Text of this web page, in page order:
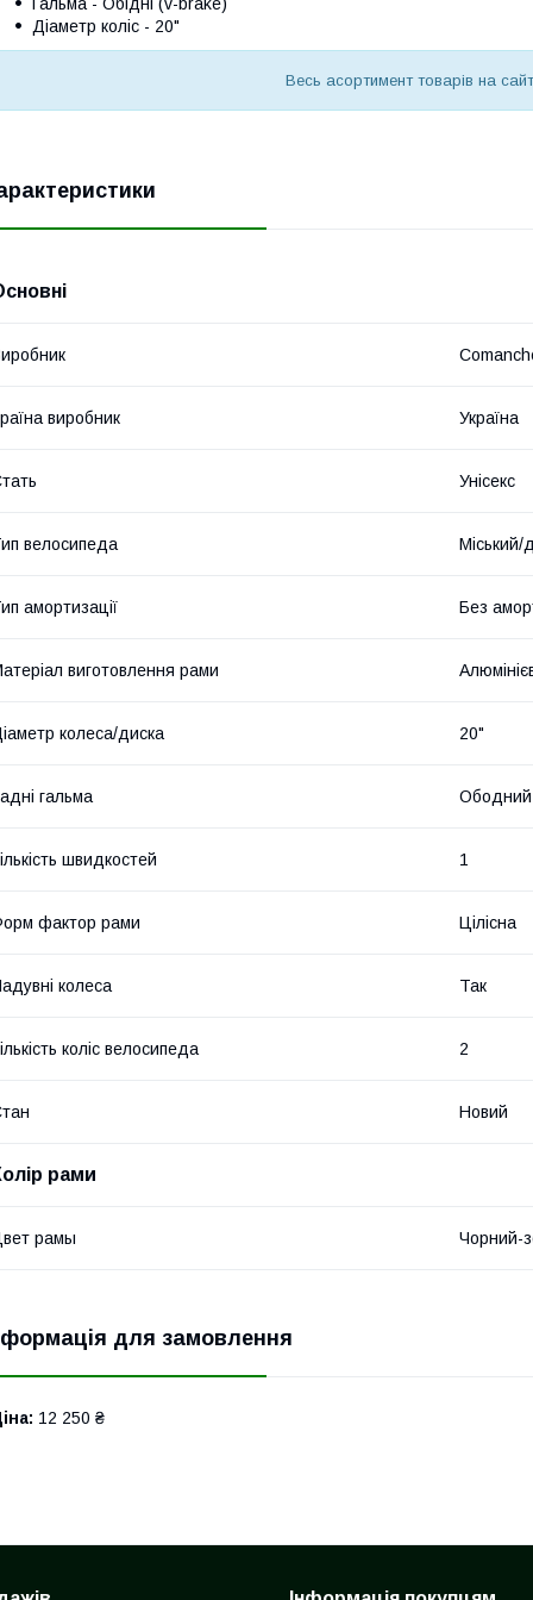
Діаметр коліс - 20"
Весь асортимент товарів на
виробник Україна
Унісекс
велосипеда Міський/
амортизації Без
виготовлення рами
колеса/диска 20"
гальма Ободний
швидкостей 1
фактор рами Цілісна
колеса Так
коліс велосипеда 2
Новий
рами
рамы Чорний-
для замовлення
12 250 ₴